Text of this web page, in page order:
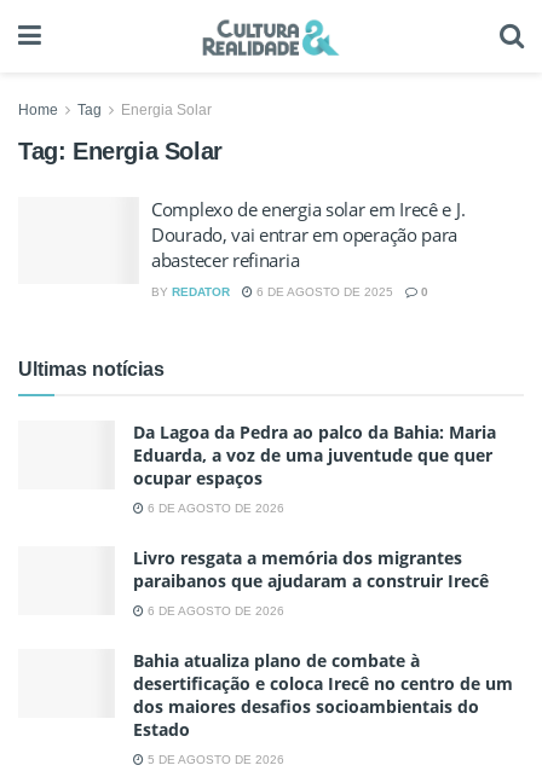
Home Tag Energia Solar
Tag: Energia Solar
Complexo de energia solar em Irecê e J.
Dourado, vai entrar em operação para
abastecer refinaria
BY REDATOR 6 DE AGOSTO DE 2025 0
Ultimas notícias
Da Lagoa da Pedra ao palco da Bahia: Maria
Eduarda, a voz de uma juventude que quer
ocupar espaços
6 DE AGOSTO DE 2026
Livro resgata a memória dos migrantes
paraibanos que ajudaram a construir Irecê
6 DE AGOSTO DE 2026
Bahia atualiza plano de combate à
desertificação e coloca Irecê no centro de um
dos maiores desafios socioambientais do
Estado
5 DE AGOSTO DE 2026